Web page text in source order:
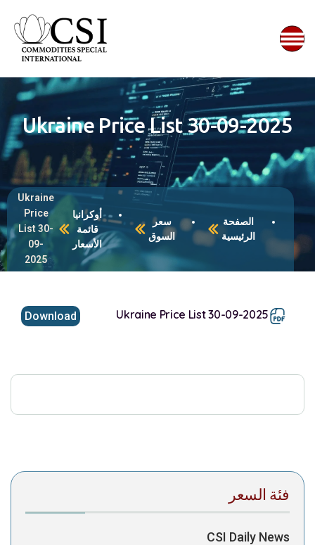
Ukraine Price List 30-09-2025
الصفحة
الرئيسية
سعر
السوق
أوكرانيا
قائمة
الأسعار
Ukraine
Price
List 30-
09-
2025
Ukraine Price List 30-09-2025
Download
فئة السعر
CSI Daily News